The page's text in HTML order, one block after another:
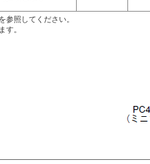
照してください。
す。